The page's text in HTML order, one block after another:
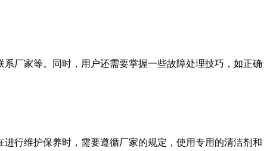
厂家等。同时，用户还需要掌握一些故障处理技巧，如正确
行维护保养时，需要遵循厂家的规定，使用专用的清洁剂和